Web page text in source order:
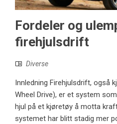
Fordeler og
firehjulsdrift
Diverse
Innledning Firehjulsdrift, også
Wheel Drive), er et system
hjul på et kjøretøy å motta
systemet har blitt stadig mer